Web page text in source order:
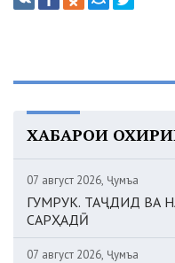
ХАБАРҲОИ
07 август 2026, Ҷумъа
ГУМРУК. ТАҶДИД ВА
САРҲАДӢ
07 август 2026, Ҷумъа